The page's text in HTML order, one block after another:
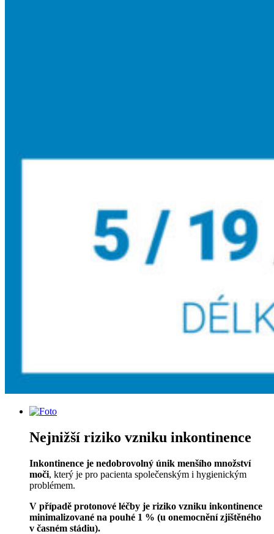
Nejnižší riziko vzniku inkontinence
Inkontinence je nedobrovolný únik menšího množství
moči, který je pro pacienta společenským i hygienickým
problémem.
V případě protonové léčby je riziko vzniku inkontinence
minimalizované na pouhé 1 % (u onemocnění zjištěného
v časném stádiu).